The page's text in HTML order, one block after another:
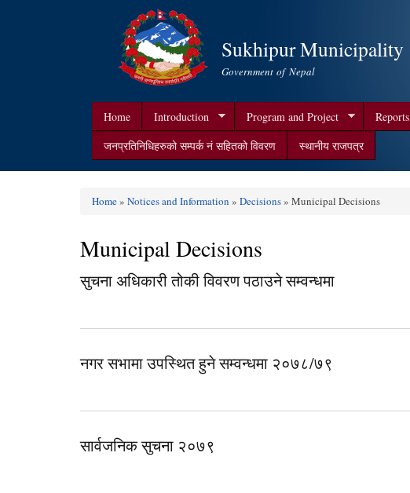
Sukhipur Municipality
Government of Nepal
Home Introduction Program and Project Reports
जनप्रतिनिधिहरुको सम्पर्क न‌ं सहितको विवरण
स्थानीय राजपत्र
Home» Notices and Information » Decisions» Municipal Decisions
Municipal Decisions
सुचना अधिकारी तोकी विवरण पठाउने सम्वन्धमा
नगर सभामा उपस्थित हुने सम्वन्धमा २०७८/७९
सार्वजनिक सुचना २०७९